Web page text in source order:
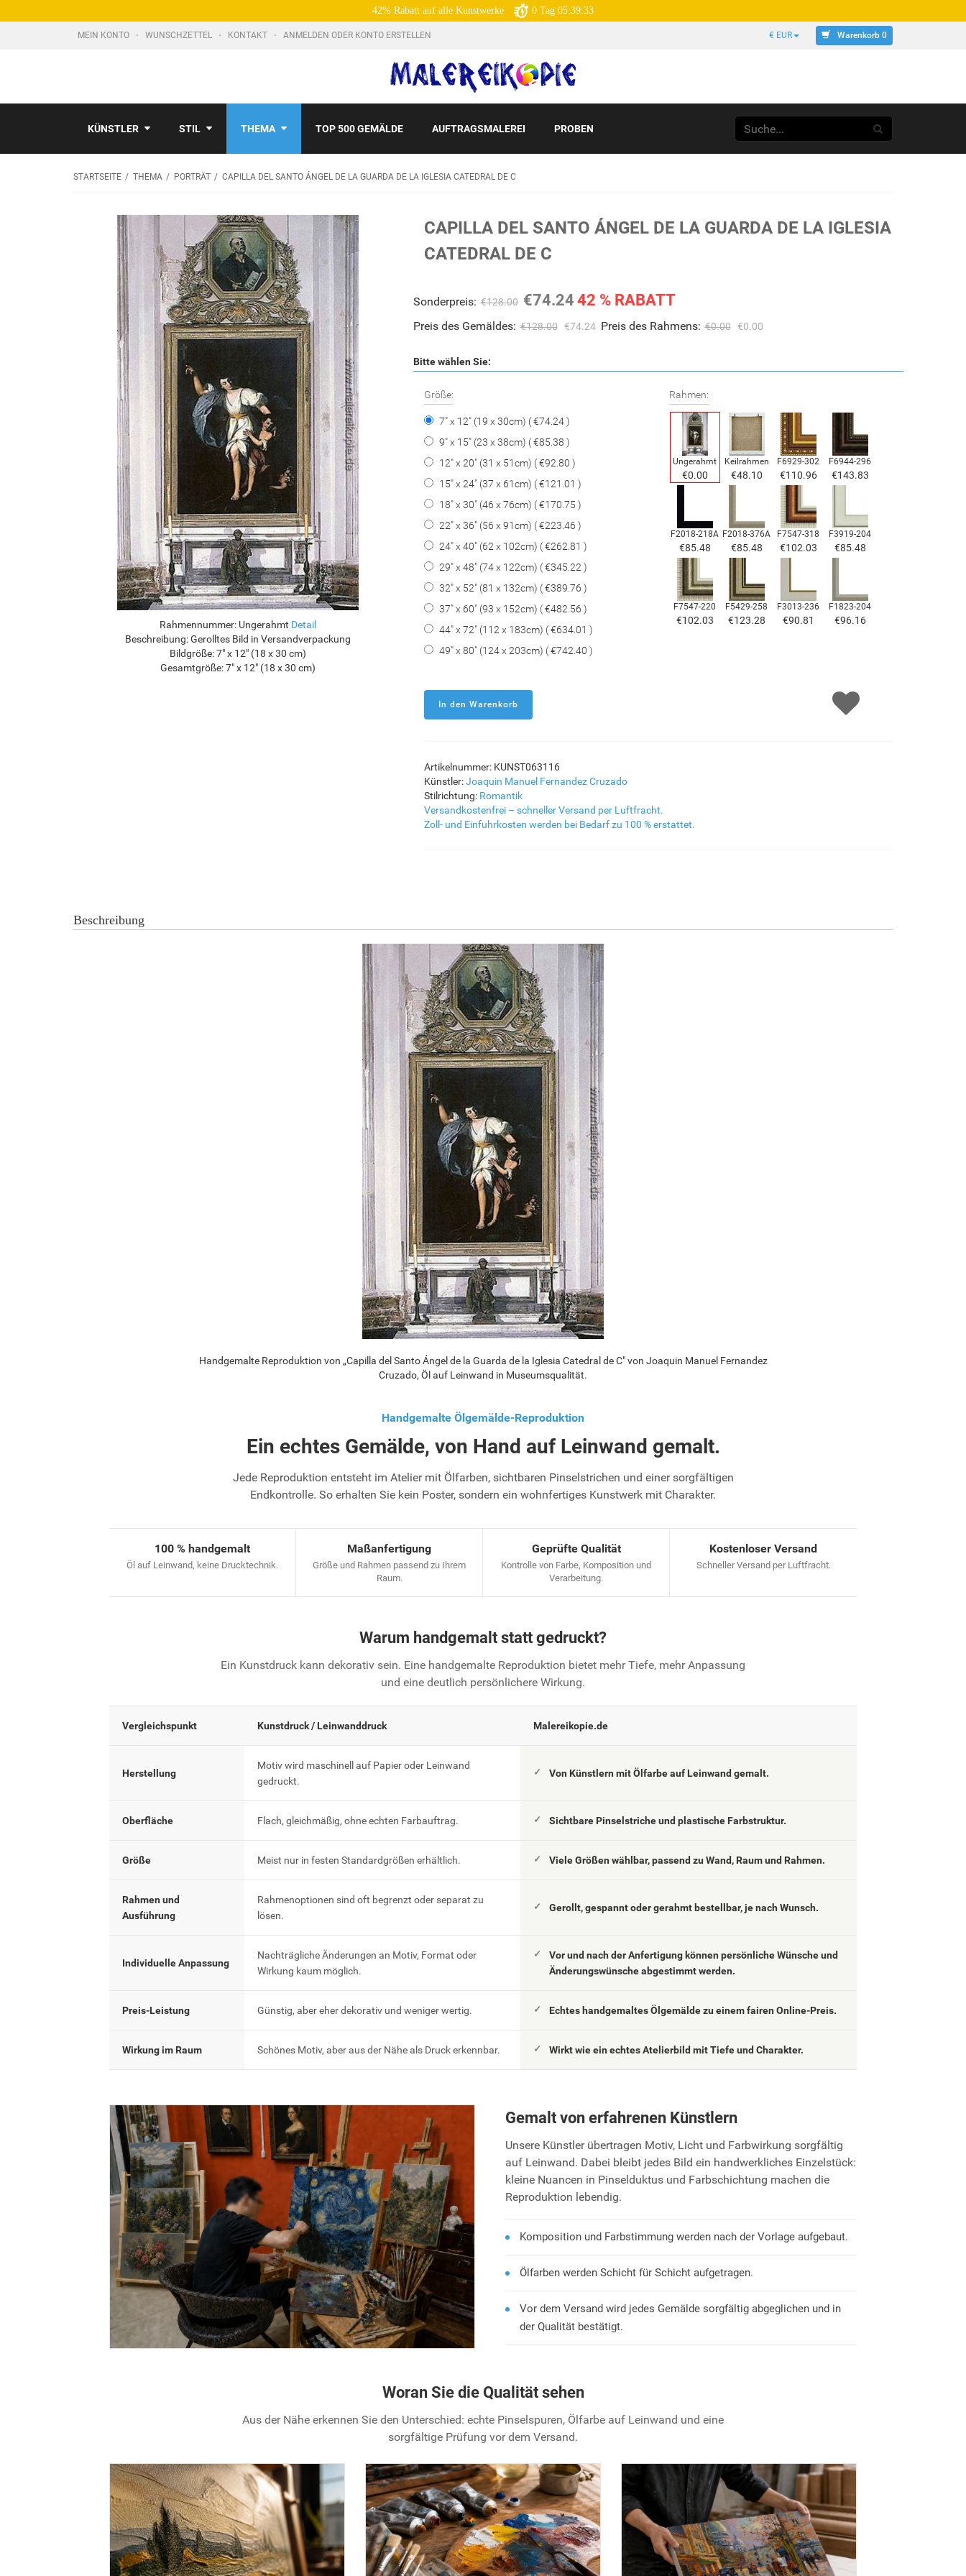
42% Rabatt auf alle Kunstwerke 0 Tag 05:39:32
MEIN KONTO WUNSCHZETTEL KONTAKT ANMELDEN ODER KONTO ERSTELLEN € EUR Warenkorb 0
KÜNSTLER STIL THEMA TOP 500 GEMÄLDE AUFTRAGSMALEREI PROBEN
STARTSEITE THEMA PORTRÄT CAPILLA DEL SANTO ÁNGEL DE LA GUARDA DE LA IGLESIA CATEDRAL DE C
Rahmennummer: Ungerahmt Detail
Beschreibung: Gerolltes Bild in Versandverpackung
Bildgröße: 7" x 12" (18 x 30 cm)
Gesamtgröße: 7" x 12" (18 x 30 cm)
CAPILLA DEL SANTO ÁNGEL DE LA GUARDA DE LA IGLESIA
CATEDRAL DE C
Sonderpreis: €128.00 €74.24 42 % RABATT
Preis des Gemäldes: €128.00 €74.24 Preis des Rahmens: €0.00 €0.00
Bitte wählen Sie:
Größe:
7" x 12" (19 x 30cm) ( €74.24 )
9" x 15" (23 x 38cm) ( €85.38 )
12" x 20" (31 x 51cm) ( €92.80 )
15" x 24" (37 x 61cm) ( €121.01 )
18" x 30" (46 x 76cm) ( €170.75 )
22" x 36" (56 x 91cm) ( €223.46 )
24" x 40" (62 x 102cm) ( €262.81 )
29" x 48" (74 x 122cm) ( €345.22 )
32" x 52" (81 x 132cm) ( €389.76 )
37" x 60" (93 x 152cm) ( €482.56 )
44" x 72" (112 x 183cm) ( €634.01 )
49" x 80" (124 x 203cm) ( €742.40 )
Rahmen:
Ungerahmt
€0.00
Keilrahmen
€48.10
F6929-302
€110.96
F6944-296
€143.83
F2018-218A
€85.48
F2018-376A
€85.48
F7547-318
€102.03
F3919-204
€85.48
F7547-220
€102.03
F5429-258
€123.28
F3013-236
€90.81
F1823-204
€96.16
€119.18
F4613-236
Artikelnummer: KUNST063116
Künstler:Joaquin Manuel Fernandez Cruzado
Stilrichtung: Romantik
Versandkostenfrei – schneller Versand per Luftfracht.
Zoll- und Einfuhrkosten werden bei Bedarf zu 100 % erstattet.
Beschreibung
Handgemalte Reproduktion von „Capilla del Santo Ángel de la Guarda de la Iglesia Catedral de C" von Joaquin Manuel Fernandez
Cruzado, Öl auf Leinwand in Museumsqualität.
Handgemalte Ölgemälde-Reproduktion
Ein echtes Gemälde, von Hand auf Leinwand gemalt.
Jede Reproduktion entsteht im Atelier mit Ölfarben, sichtbaren Pinselstrichen und einer sorgfältigen
Endkontrolle. So erhalten Sie kein Poster, sondern ein wohnfertiges Kunstwerk mit Charakter.
100 % handgemalt
Öl auf Leinwand, keine Drucktechnik.
Maßanfertigung
Größe und Rahmen passend zu Ihrem
Raum.
Geprüfte Qualität
Kontrolle von Farbe, Komposition und
Verarbeitung.
Kostenloser Versand
Schneller Versand per Luftfracht.
Warum handgemalt statt gedruckt?
Ein Kunstdruck kann dekorativ sein. Eine handgemalte Reproduktion bietet mehr Tiefe, mehr Anpassung
und eine deutlich persönlichere Wirkung.
Vergleichspunkt Kunstdruck / Leinwanddruck Malereikopie.de
Herstellung
Motiv wird maschinell auf Papier oder Leinwand
gedruckt.
Von Künstlern mit Ölfarbe auf Leinwand gemalt.
Oberfläche Flach, gleichmäßig, ohne echten Farbauftrag. Sichtbare Pinselstriche und plastische Farbstruktur.
Größe Meist nur in festen Standardgrößen erhältlich. Viele Größen wählbar, passend zu Wand, Raum und Rahmen.
Rahmen und
Ausführung
Rahmenoptionen sind oft begrenzt oder separat zu
lösen.
Gerollt, gespannt oder gerahmt bestellbar, je nach Wunsch.
Individuelle Anpassung
Nachträgliche Änderungen an Motiv, Format oder
Wirkung kaum möglich.
Vor und nach der Anfertigung können persönliche Wünsche und
Änderungswünsche abgestimmt werden.
Preis-Leistung Günstig, aber eher dekorativ und weniger wertig. Echtes handgemaltes Ölgemälde zu einem fairen Online-Preis.
Wirkung im Raum Schönes Motiv, aber aus der Nähe als Druck erkennbar. Wirkt wie ein echtes Atelierbild mit Tiefe und Charakter.
Gemalt von erfahrenen Künstlern
Unsere Künstler übertragen Motiv, Licht und Farbwirkung sorgfältig
auf Leinwand. Dabei bleibt jedes Bild ein handwerkliches Einzelstück:
kleine Nuancen in Pinselduktus und Farbschichtung machen die
Reproduktion lebendig.
Komposition und Farbstimmung werden nach der Vorlage aufgebaut.
Ölfarben werden Schicht für Schicht aufgetragen.
Vor dem Versand wird jedes Gemälde sorgfältig abgeglichen und in
der Qualität bestätigt.
Woran Sie die Qualität sehen
Aus der Nähe erkennen Sie den Unterschied: echte Pinselspuren, Ölfarbe auf Leinwand und eine
sorgfältige Prüfung vor dem Versand.